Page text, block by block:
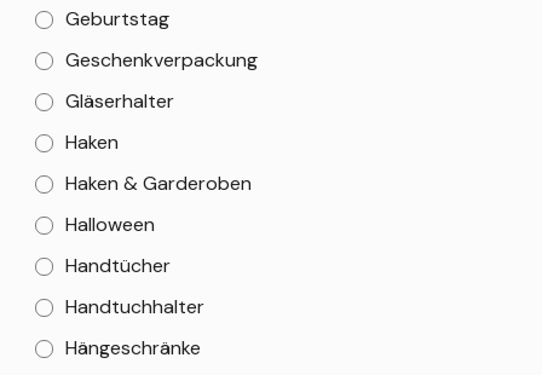
Geburtstag
Geschenkverpackung
Gläserhalter
Haken
Haken & Garderoben
Halloween
Handtücher
Handtuchhalter
Hängeschränke